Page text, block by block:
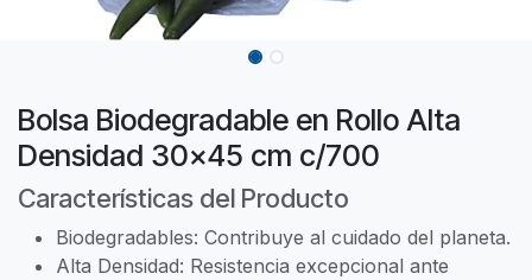
Bolsa Biodegradable en Rollo Alta
Densidad 30x45 cm c/700
Características del Producto
Biodegradables: Contribuye al cuidado del planeta.
Alta Densidad: Resistencia excepcional ante